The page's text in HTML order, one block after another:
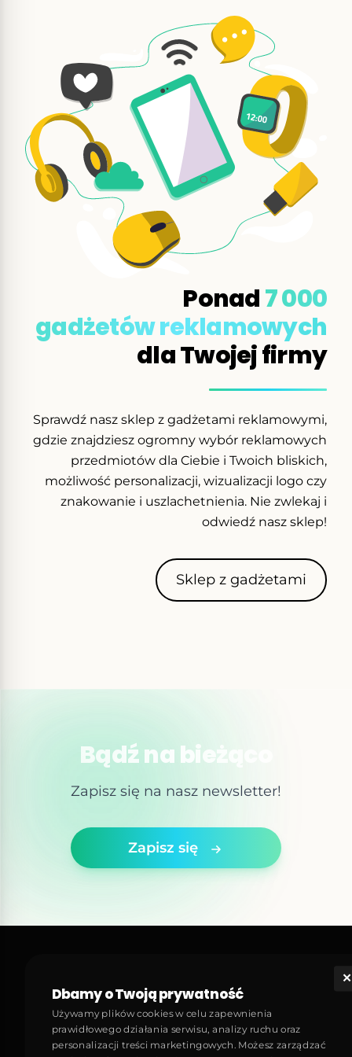
Ponad7 000
gadżetów reklamowych
dla Twojej firmy
Sprawdź nasz sklep z gadżetami reklamowymi,
gdzie znajdziesz ogromny wybór reklamowych
przedmiotów dla Ciebie i Twoich bliskich,
możliwość personalizacji, wizualizacji logo czy
znakowanie i uszlachetnienia. Nie zwlekaj i
odwiedź nasz sklep!
Sklep z gadżetami
Bądź na bieżąco
Zapisz się na nasz newsletter!
Zapisz się
✕
Dbamy o Twoją prywatność
Używamy plików cookies w celu zapewnienia
prawidłowego działania serwisu, analizy ruchu oraz
personalizacji treści marketingowych. Możesz zarządzać
Art Open
Odkryj, jak nowoczesny design i technologia łączą się,
tworząc spójne doznania estetyczne. Od sztuki
cyfrowej, brandingu, nowoczesnych gadżetów po